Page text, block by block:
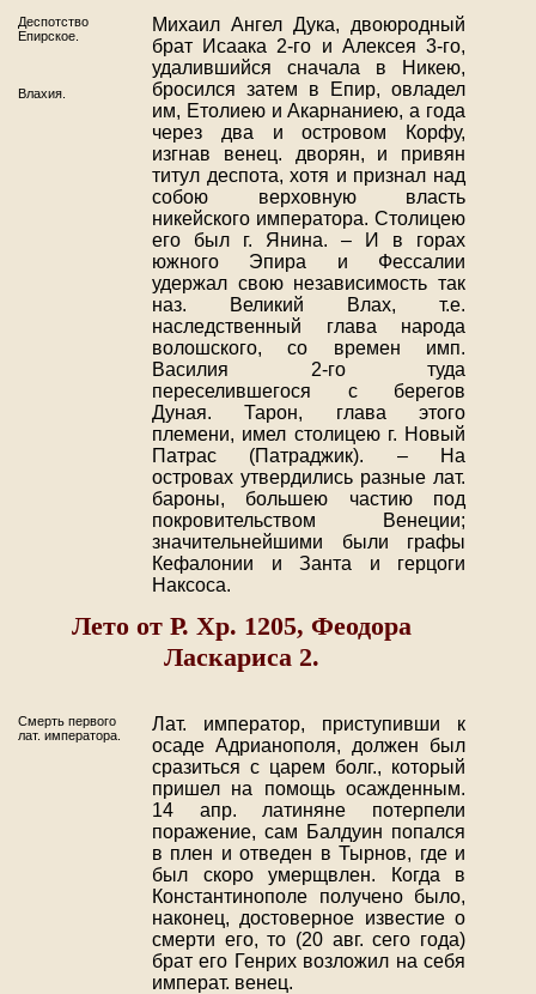
Деспотство
Епирское.
Влахия.
Михаил Ангел Дука, двоюродный
брат Исаака 2-го и Алексея 3-го,
удалившийся сначала в Никею,
бросился затем в Епир, овладел
им, Етолиею и Акарнаниею, а года
через два и островом Корфу,
изгнав венец. дворян, и привян
титул деспота, хотя и признал над
собою верховную власть
никейского императора. Столицею
его был г. Янина. – И в горах
южного Эпира и Фессалии
удержал свою независимость так
наз. Великий Влах, т.е.
наследственный глава народа
волошского, со времен имп.
Василия 2-го туда
переселившегося с берегов
Дуная. Тарон, глава этого
племени, имел столицею г. Новый
Патрас (Патраджик). – На
островах утвердились разные лат.
бароны, большею частию под
покровительством Венеции;
значительнейшими были графы
Кефалонии и Занта и герцоги
Наксоса.
Лето от Р. Хр. 1205, Феодора
Ласкариса 2.
Смерть первого
лат. императора.
Лат. император, приступивши к
осаде Адрианополя, должен был
сразиться с царем болг., который
пришел на помощь осажденным.
14 апр. латиняне потерпели
поражение, сам Балдуин попался
в плен и отведен в Тырнов, где и
был скоро умерщвлен. Когда в
Константинополе получено было,
наконец, достоверное известие о
смерти его, то (20 авг. сего года)
брат его Генрих возложил на себя
императ. венец.